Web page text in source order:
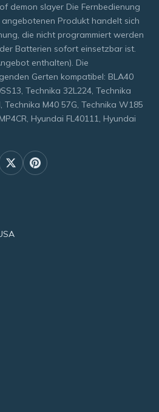
demon slayer Die Fernbedienung
Produkt handelt sich
die nicht programmiert werden
Batterien sofort einsetzbar ist.
enthalten). Die
Gerten kompatibel: BLA40
Technika 32L224, Technika
Technika M40 57G, Technika W185
Hyundai FL40111, Hyundai